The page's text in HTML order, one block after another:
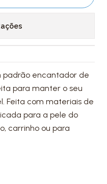
padrão encantador de
para manter o seu
Feita com materiais de
para a pele do
carrinho ou para